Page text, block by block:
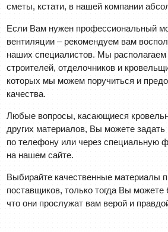
сметы, кстати, в нашей компании
Если Вам нужен профессиональный
вентиляции – рекомендуем вам
наших специалистов. Мы
строителей, отделочников и
которых мы можем поручиться и
качества.
Любые вопросы, касающиеся
других материалов, Вы можете
по телефону или через специальную
на нашем сайте.
Выбирайте качественные материалы
поставщиков, только тогда Вы
что они прослужат вам верой и